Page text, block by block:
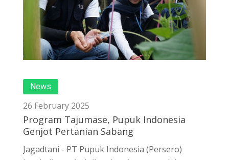
News
26 February 2025
Program Tajumase, Pupuk Indonesia
Genjot Pertanian Sabang
Jagadtani - PT Pupuk Indonesia (Persero)